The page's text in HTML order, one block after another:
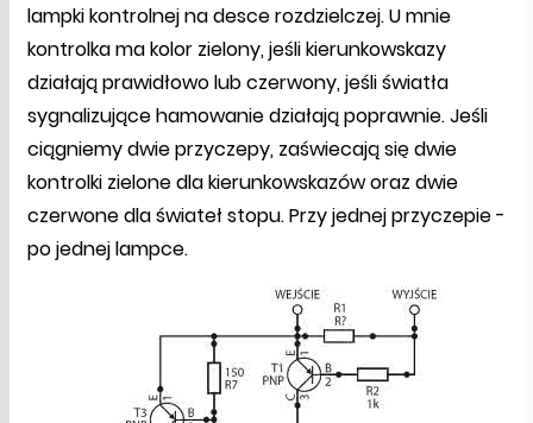
lampki kontrolnej na desce rozdzielczej. U mnie
kontrolka ma kolor zielony, jeśli kierunkowskazy
działają prawidłowo lub czerwony, jeśli światła
sygnalizujące hamowanie działają poprawnie. Jeśli
ciągniemy dwie przyczepy, zaświecają się dwie
kontrolki zielone dla kierunkowskazów oraz dwie
czerwone dla świateł stopu. Przy jednej przyczepie -
po jednej lampce.